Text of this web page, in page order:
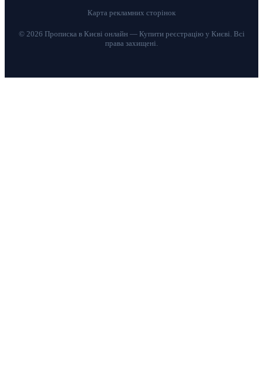
Карта рекламних сторінок
© 2026 Прописка в Києві онлайн — Купити реєстрацію у Києві. Всі
права захищені.